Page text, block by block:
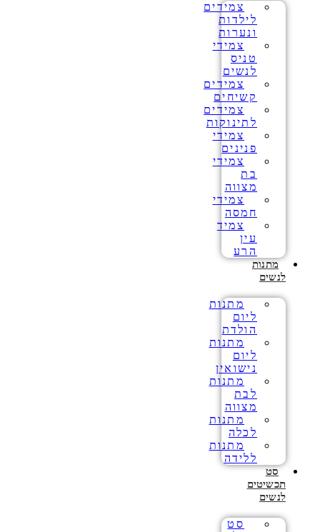
צמידים
לילדות
ונערות
צמידי
טניס
לנשים
צמידים
קשיחים
צמידים
לתינוקות
צמידי
פנינים
צמידי
בת
מצווה
צמידי
חמסה
צמיד
עין
הרע
מתנות
לנשים
מתנות
ליום
הולדת
מתנות
ליום
נישואין
מתנות
לבת
מצווה
מתנות
לכלה
מתנות
ללידה
סט
תכשיטים
לנשים
סט